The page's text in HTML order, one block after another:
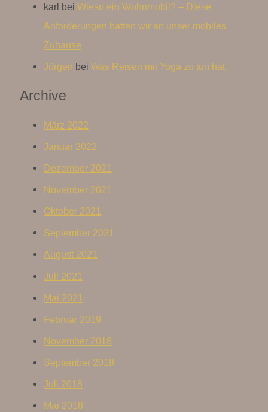
karl beiWieso ein Wohnmobil? – Diese
Anforderungen hatten wir an unser mobiles
Zuhause
Jürgen beiWas Reisen mit Yoga zu tun hat
Archive
März 2022
Januar 2022
Dezember 2021
November 2021
Oktober 2021
September 2021
August 2021
Juli 2021
Mai 2021
Februar 2019
November 2018
September 2018
Juli 2018
Mai 2018